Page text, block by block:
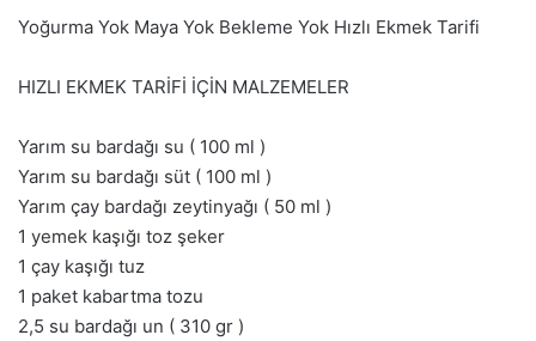
Yoğurma Yok Maya Yok Bekleme Yok Hızlı Ekmek Tarifi
HIZLI EKMEK TARİFİ İÇİN MALZEMELER
Yarım su bardağı su ( 100 ml )
Yarım su bardağı süt ( 100 ml )
Yarım çay bardağı zeytinyağı ( 50 ml )
1 yemek kaşığı toz şeker
1 çay kaşığı tuz
1 paket kabartma tozu
2,5 su bardağı un ( 310 gr )